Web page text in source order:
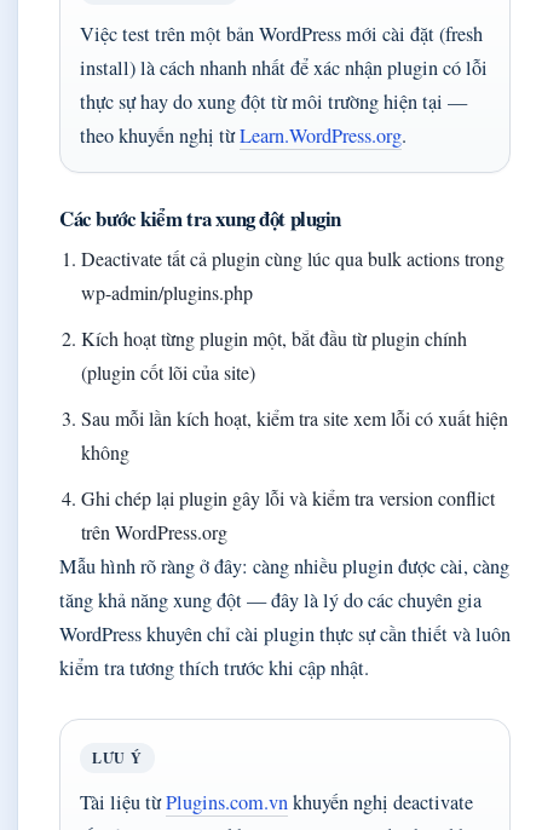
Việc test trên một bản WordPress mới cài đặt (fresh
install) là cách nhanh nhất để xác nhận plugin có lỗi
thực sự hay do xung đột từ môi trường hiện tại —
theo khuyến nghị từLearn.WordPress.org.
Các bước kiểm tra xung đột plugin
Deactivate tất cả plugin cùng lúc qua bulk actions trong
wp-admin/plugins.php
Kích hoạt từng plugin một, bắt đầu từ plugin chính
(plugin cốt lõi của site)
Sau mỗi lần kích hoạt, kiểm tra site xem lỗi có xuất hiện
không
Ghi chép lại plugin gây lỗi và kiểm tra version conflict
trên WordPress.org
Mẫu hình rõ ràng ở đây: càng nhiều plugin được cài, càng
tăng khả năng xung đột — đây là lý do các chuyên gia
WordPress khuyên chỉ cài plugin thực sự cần thiết và luôn
kiểm tra tương thích trước khi cập nhật.
LƯU Ý
Tài liệu từPlugins.com.vnkhuyến nghị deactivate